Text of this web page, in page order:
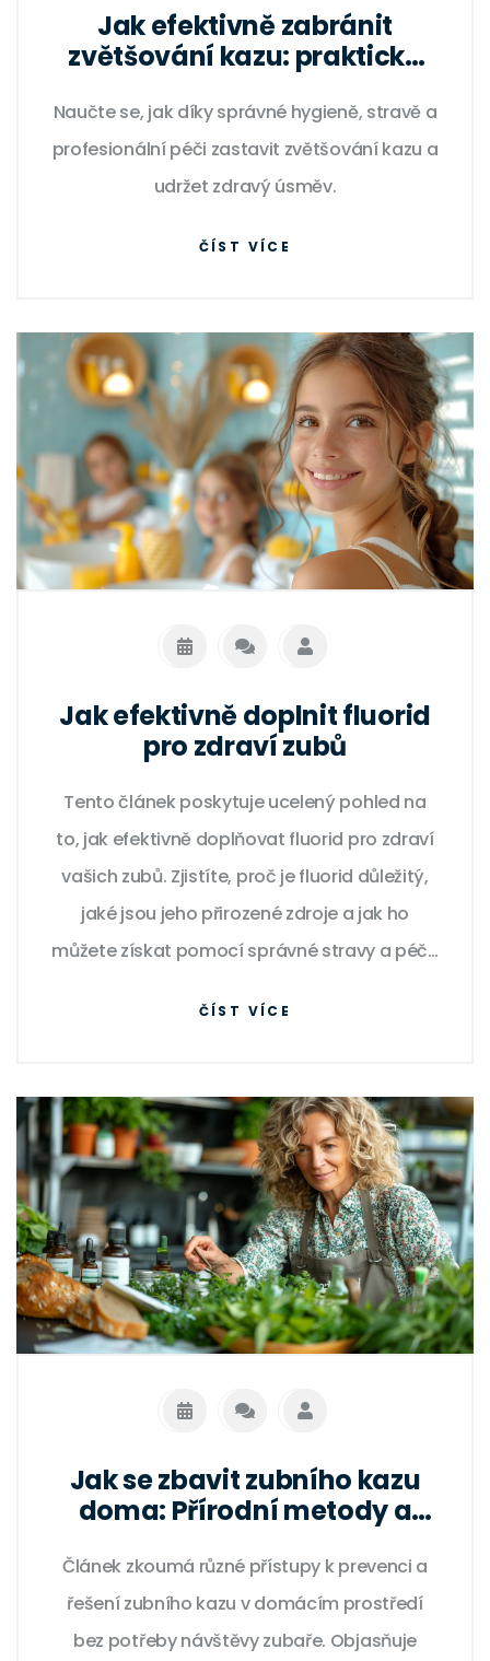
Jak efektivně zabránit
zvětšování kazu: praktický
Naučte se, jak díky správné hygieně, stravě a
profesionální péči zastavit zvětšování kazu a
udržet zdravý úsměv.
ČÍST VÍCE
Jak efektivně doplnit fluorid
pro zdraví zubů
Tento článek poskytuje ucelený pohled na
to, jak efektivně doplňovat fluorid pro zdraví
vašich zubů. Zjistíte, proč je fluorid důležitý,
jaké jsou jeho přirozené zdroje a jak ho
můžete získat pomocí správné stravy a péče
ČÍST VÍCE
Jak se zbavit zubního kazu
doma: Přírodní metody a
Článek zkoumá různé přístupy k prevenci a
řešení zubního kazu v domácím prostředí
bez potřeby návštěvy zubaře. Objasňuje